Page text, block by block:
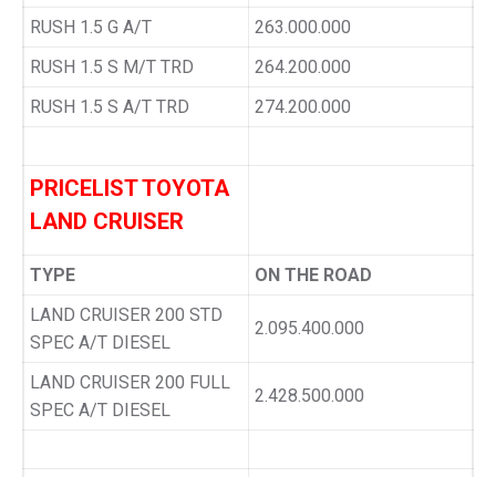
RUSH 1.5 G A/T
263.000.000
RUSH 1.5 S M/T TRD
264.200.000
RUSH 1.5 S A/T TRD
274.200.000
PRICELIST TOYOTA
LAND CRUISER
TYPE
ON THE ROAD
LAND CRUISER 200 STD
SPEC A/T DIESEL
2.095.400.000
LAND CRUISER 200 FULL
SPEC A/T DIESEL
2.428.500.000